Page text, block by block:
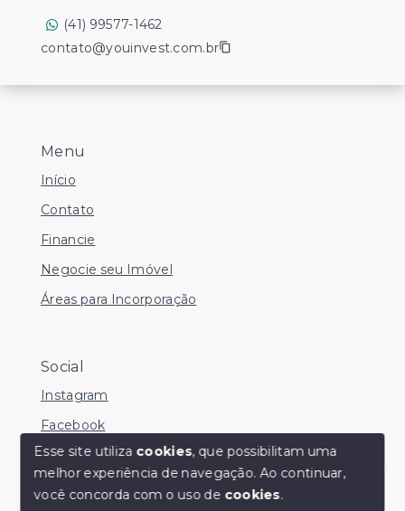
Olá! somos da Linkmob, como podemos ajudar?
Menu
Início
Contato
Financie
Negocie seu Imóvel
Áreas para Incorporação
Social
Instagram
Facebook
© Copyright 2026 - Youinvest - Todos os direitos
(41) 99577-1462
contato@youinvest.com.br
Esse site utiliza cookies, que possibilitam uma
melhor experiência de navegação.Ao continuar,
você concorda com o uso de cookies.